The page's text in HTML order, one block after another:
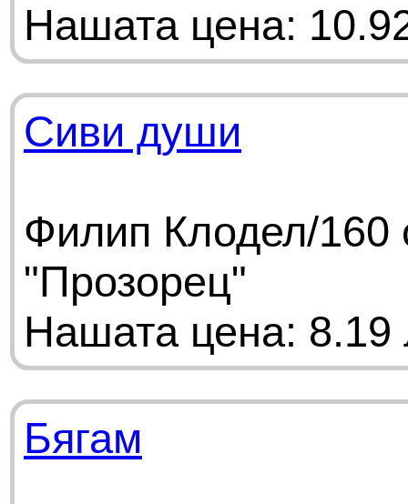
Нашата цена:
Сиви души
Филип Клодел/
"Прозорец"
Нашата цена: 8.19
Бягам